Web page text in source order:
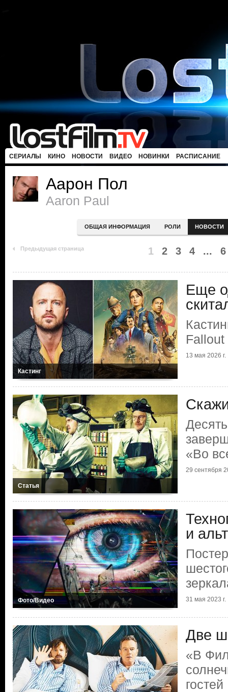
СЕРИАЛЫ КИНО НОВОСТИ ВИДЕО НОВИНКИ РАСПИСАНИЕ
Аарон Пол
Aaron Paul
ОБЩАЯ ИНФОРМАЦИЯ РОЛИ НОВОСТИ
Предыдущая страница 1 2 3 4 ... 6
Кастинг
Еще
Fallout
13 мая 2026 г.
Статья
«Во
29 сентября
Фото/Видео
и
31 мая 2023 г.
Две
«В
гостей